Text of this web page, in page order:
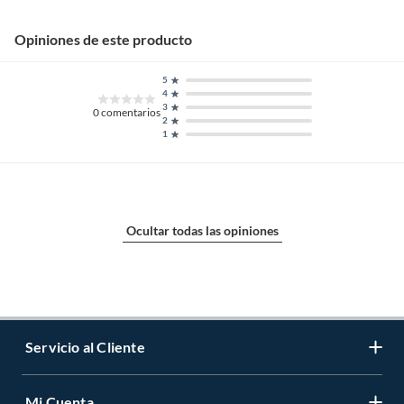
Opiniones de este producto
0comentarios
1
2
3
4
5
Ocultar todas las opiniones
Servicio al Cliente